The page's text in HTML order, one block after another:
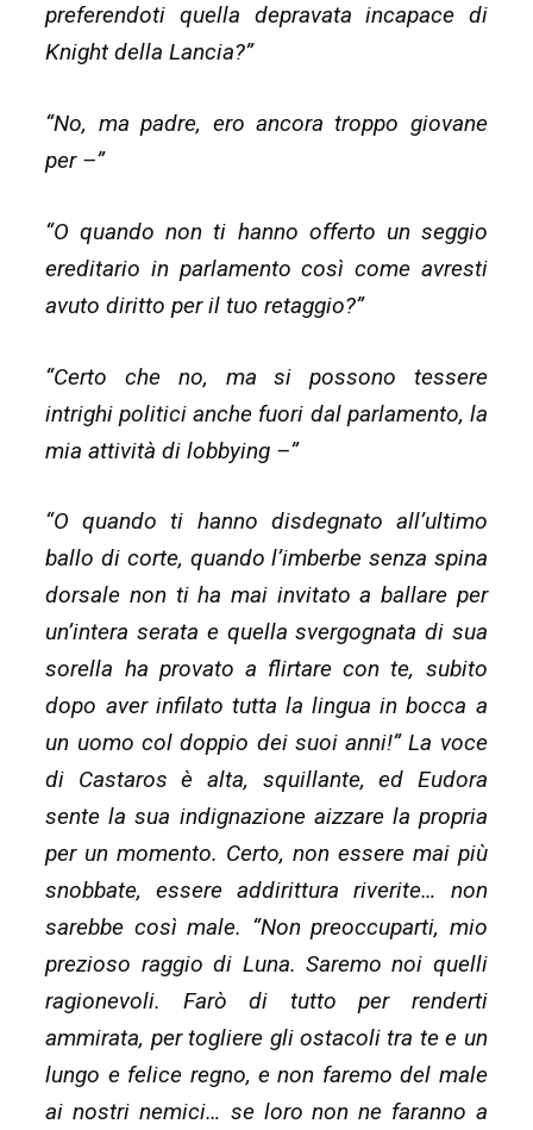
preferendoti quella depravata incapace di
Knight della Lancia?”
“No, ma padre, ero ancora troppo giovane
per –”
“O quando non ti hanno offerto un seggio
ereditario in parlamento così come avresti
avuto diritto per il tuo retaggio?”
“Certo che no, ma si possono tessere
intrighi politici anche fuori dal parlamento, la
mia attività di lobbying –”
“O quando ti hanno disdegnato all’ultimo
ballo di corte, quando l’imberbe senza spina
dorsale non ti ha mai invitato a ballare per
un’intera serata e quella svergognata di sua
sorella ha provato a flirtare con te, subito
dopo aver infilato tutta la lingua in bocca a
un uomo col doppio dei suoi anni!” La voce
di Castaros è alta, squillante, ed Eudora
sente la sua indignazione aizzare la propria
per un momento. Certo, non essere mai più
snobbate, essere addirittura riverite… non
sarebbe così male. “Non preoccuparti, mio
prezioso raggio di Luna. Saremo noi quelli
ragionevoli. Farò di tutto per renderti
ammirata, per togliere gli ostacoli tra te e un
lungo e felice regno, e non faremo del male
ai nostri nemici… se loro non ne faranno a